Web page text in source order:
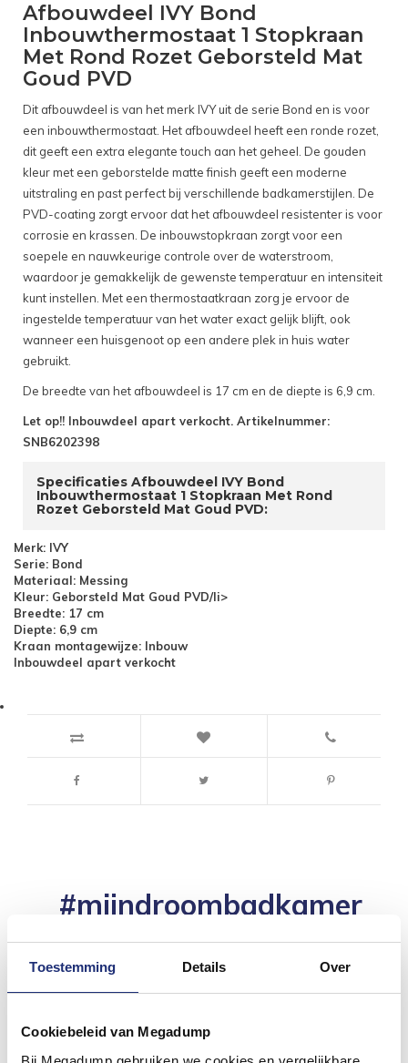
Toestemming Details Over
Cookiebeleid van Megadump
Afbouwdeel IVY Bond
Inbouwthermostaat 1 Stopkraan
Met Rond Rozet Geborsteld Mat
Goud PVD
Dit afbouwdeel is van het merk IVY uit de serie Bond en is voor
een inbouwthermostaat. Het afbouwdeel heeft een ronde rozet,
dit geeft een extra elegante touch aan het geheel. De gouden
kleur met een geborstelde matte finish geeft een moderne
uitstraling en past perfect bij verschillende badkamerstijlen. De
PVD-coating zorgt ervoor dat het afbouwdeel resistenter is voor
corrosie en krassen. De inbouwstopkraan zorgt voor een
soepele en nauwkeurige controle over de waterstroom,
waardoor je gemakkelijk de gewenste temperatuur en intensiteit
kunt instellen. Met een thermostaatkraan zorg je ervoor de
ingestelde temperatuur van het water exact gelijk blijft, ook
wanneer een huisgenoot op een andere plek in huis water
gebruikt.
De breedte van het afbouwdeel is 17 cm en de diepte is 6,9 cm.
Let op!! Inbouwdeel apart verkocht. Artikelnummer:
SNB6202398
Specificaties Afbouwdeel IVY Bond
Inbouwthermostaat 1 Stopkraan Met Rond
Rozet Geborsteld Mat Goud PVD:
Merk: IVY
Serie: Bond
Materiaal: Messing
Kleur: Geborsteld Mat Goud PVD/li>
Breedte: 17 cm
Diepte: 6,9 cm
Kraan montagewijze: Inbouw
Inbouwdeel apart verkocht
#mijndroombadkamer
en tag @megadumpnl. Samen bouwen we een
inspirerende omgeving vol met unieke
badkamerstijlen. Doe je mee?